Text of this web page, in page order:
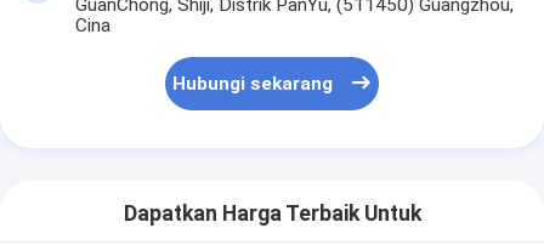
Cina
Hubungi sekarang
Dapatkan Harga Terbaik Untuk